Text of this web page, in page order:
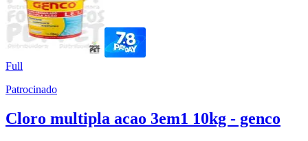
Full
Patrocinado
Cloro multipla acao 3em1 10kg - genco